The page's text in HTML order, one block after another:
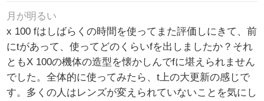
月が明るい
x 100 fはしばらくの時間を使ってまた評価しにきて、前
にtがあって、使ってどのくらいfを出しましたか？それ
ともX 100の機体の造型を懐かしんでfに堪えられません
でした。全体的に使ってみたら、t上の大更新の感じで
す。多くの人はレンズが変えられていないことを気にし